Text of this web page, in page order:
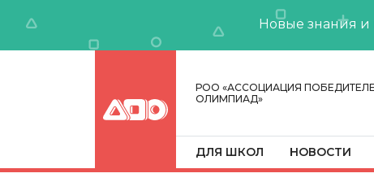
Новые знания
РОО «АССОЦИАЦИЯ
ОЛИМПИАД»
ДЛЯ ШКОЛ НОВОСТИ